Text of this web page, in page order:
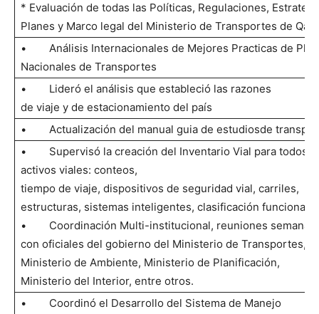
* Evaluación de todas las Políticas, Regulaciones,
Planes y Marco legal del Ministerio de Transportes de
• Análisis Internacionales de Mejores Practicas de
Nacionales de Transportes
• Lideró el análisis que estableció las razones
de viaje y de estacionamiento del país
• Actualización del manual guia de estudiosde
• Supervisó la creación del Inventario Vial para todos
activos viales: conteos,
tiempo de viaje, dispositivos de seguridad vial, carriles,
estructuras, sistemas inteligentes, clasificación funcional,
• Coordinación Multi-institucional, reuniones
con oficiales del gobierno del Ministerio de Transportes,
Ministerio de Ambiente, Ministerio de Planificación,
Ministerio del Interior, entre otros.
• Coordinó el Desarrollo del Sistema de Manejo